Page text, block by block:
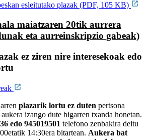
esleitutako plazak (PDF, 105 KB)
maiatzaren 20tik aurrera
eta aurreinskripzio gabeak)
ez ziren nire interesekoak edo
plazarik lortu ez duten pertsona
izango dute bigarren txanda honetan.
edo 945019501 telefono zenbakira deitu
14:30era bitartean. Aukera bat